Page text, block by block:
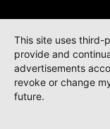
This site uses third-
provide and
advertisements
revoke or change
future.